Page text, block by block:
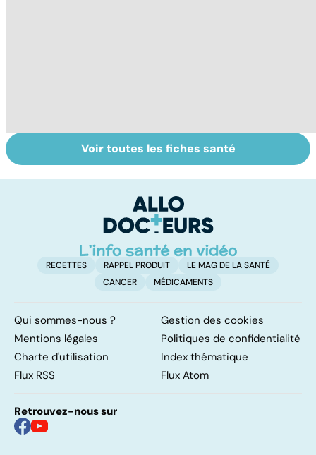
Narcolepsie : des
crises de
Bien dormir,
mais... sans
Voir toutes les fiches santé
RECETTES RAPPEL PRODUIT
LE MAG DE LA SANTÉ
CANCER
MÉDICAMENTS
Qui sommes-nous ?
Gestion des cookies
Mentions légales
Politiques de confidentialité
Charte d'utilisation
Index thématique
Flux RSS
Flux Atom
Retrouvez-nous sur